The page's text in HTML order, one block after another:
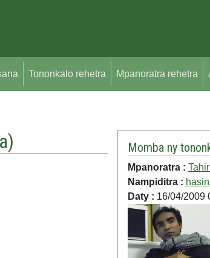
Tononkalo rehetra Mpanoratra rehetra
) Momba ny
Mpanoratra :
Nampiditra :
Daty : 16/04/2009